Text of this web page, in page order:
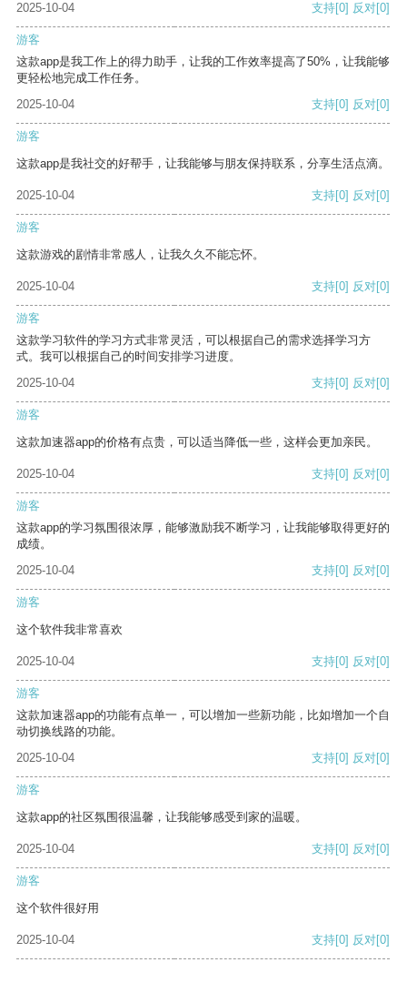
2025-10-04
支持[0] 反对[0]
游客
这款app是我工作上的得力助手，让我的工作效率提高了50%，让我能够
更轻松地完成工作任务。
2025-10-04
支持[0] 反对[0]
游客
这款app是我社交的好帮手，让我能够与朋友保持联系，分享生活点滴。
2025-10-04 支持[0] 反对[0]
游客
这款游戏的剧情非常感人，让我久久不能忘怀。
2025-10-04 支持[0] 反对[0]
游客
这款学习软件的学习方式非常灵活，可以根据自己的需求选择学习方
式。我可以根据自己的时间安排学习进度。
2025-10-04
支持[0] 反对[0]
游客
这款加速器app的价格有点贵，可以适当降低一些，这样会更加亲民。
2025-10-04 支持[0] 反对[0]
游客
这款app的学习氛围很浓厚，能够激励我不断学习，让我能够取得更好的
成绩。
2025-10-04
支持[0] 反对[0]
游客
这个软件我非常喜欢
2025-10-04 支持[0] 反对[0]
游客
这款加速器app的功能有点单一，可以增加一些新功能，比如增加一个自
动切换线路的功能。
2025-10-04
支持[0] 反对[0]
游客
这款app的社区氛围很温馨，让我能够感受到家的温暖。
2025-10-04 支持[0] 反对[0]
游客
这个软件很好用
2025-10-04 支持[0] 反对[0]